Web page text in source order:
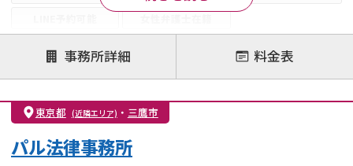
注力案件
離婚前相談
離婚調停
離婚裁判
親権・面会交流権
DV
モラハラ
不貞・不倫慰謝料請求
国際離婚
財産分与
事務所詳細 料金表
東京都 (近隣エリア) ・ 三鷹市
パル法律事務所